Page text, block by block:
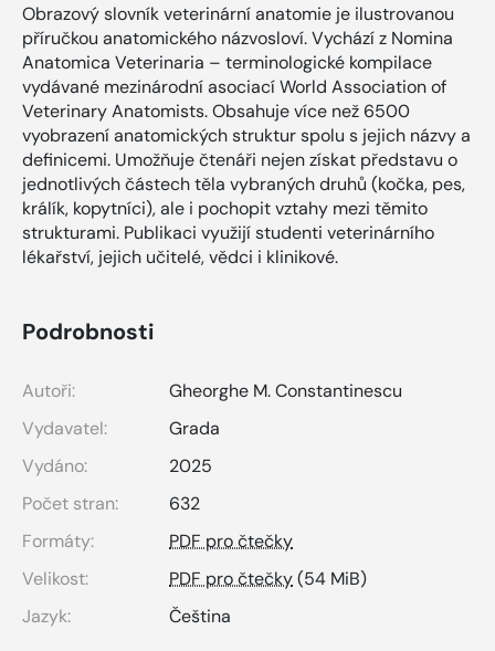
Obrazový slovník veterinární anatomie je ilustrovanou
příručkou anatomického názvosloví. Vychází z Nomina
Anatomica Veterinaria – terminologické kompilace
vydávané mezinárodní asociací World Association of
Veterinary Anatomists. Obsahuje více než 6500
vyobrazení anatomických struktur spolu s jejich názvy a
definicemi. Umožňuje čtenáři nejen získat představu o
jednotlivých částech těla vybraných druhů (kočka, pes,
králík, kopytníci), ale i pochopit vztahy mezi těmito
strukturami. Publikaci využijí studenti veterinárního
lékařství, jejich učitelé, vědci i klinikové.
Podrobnosti
Autoři:
Gheorghe M. Constantinescu
Vydavatel:
Grada
Vydáno:
2025
Počet stran:
632
Formáty:
PDF pro čtečky
Velikost:
PDF pro čtečky(54 MiB)
Jazyk:
Čeština